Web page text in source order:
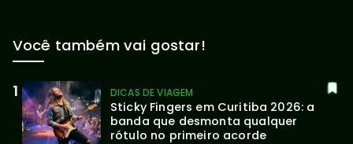
Você também vai gostar!
DICAS DE VIAGEM
Sticky Fingers em Curitiba 2026: a
banda que desmonta qualquer
rótulo no primeiro acorde